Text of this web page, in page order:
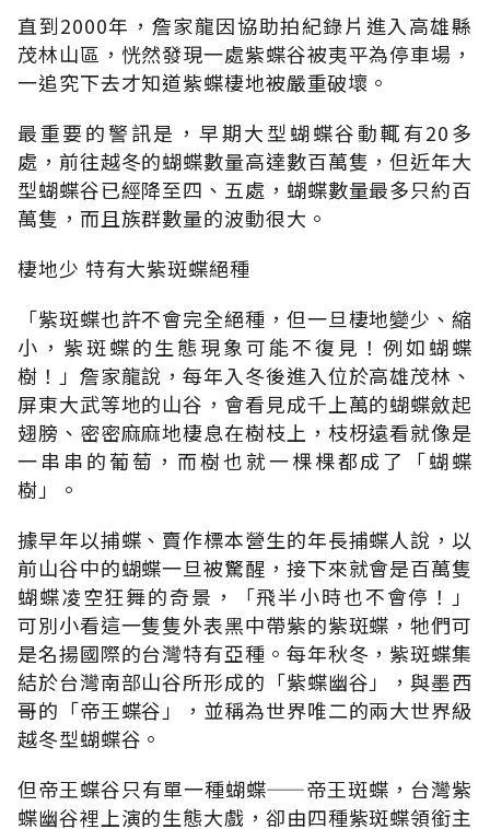
直到2000年，詹家龍因協助拍紀錄片進入高雄縣
茂林山區，恍然發現一處紫蝶谷被夷平為停車場，
一追究下去才知道紫蝶棲地被嚴重破壞。
最重要的警訊是，早期大型蝴蝶谷動輒有20多
處，前往越冬的蝴蝶數量高達數百萬隻，但近年大
型蝴蝶谷已經降至四、五處，蝴蝶數量最多只約百
萬隻，而且族群數量的波動很大。
棲地少 特有大紫斑蝶絕種
「紫斑蝶也許不會完全絕種，但一旦棲地變少、縮
小，紫斑蝶的生態現象可能不復見！例如蝴蝶
樹！」詹家龍說，每年入冬後進入位於高雄茂林、
屏東大武等地的山谷，會看見成千上萬的蝴蝶斂起
翅膀、密密麻麻地棲息在樹枝上，枝枒遠看就像是
一串串的葡萄，而樹也就一棵棵都成了「蝴蝶
樹」。
據早年以捕蝶、賣作標本營生的年長捕蝶人說，以
前山谷中的蝴蝶一旦被驚醒，接下來就會是百萬隻
蝴蝶凌空狂舞的奇景，「飛半小時也不會停！」
可別小看這一隻隻外表黑中帶紫的紫斑蝶，牠們可
是名揚國際的台灣特有亞種。每年秋冬，紫斑蝶集
結於台灣南部山谷所形成的「紫蝶幽谷」，與墨西
哥的「帝王蝶谷」，並稱為世界唯二的兩大世界級
越冬型蝴蝶谷。
但帝王蝶谷只有單一種蝴蝶——帝王斑蝶，台灣紫
蝶幽谷裡上演的生態大戲，卻由四種紫斑蝶領銜主